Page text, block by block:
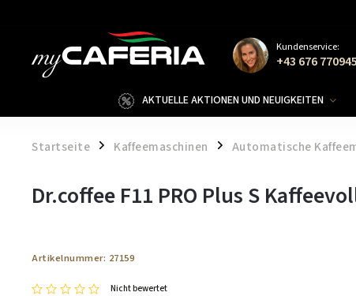
Kundenservice:
+43 676
AKTUELLE AKTIONEN UND NEUIGKEITEN
Startseite / Kaffeemaschinen / Automatische
Dr.coffee F11 PRO Plus S
Artikelnummer: 27159
Nicht bewertet